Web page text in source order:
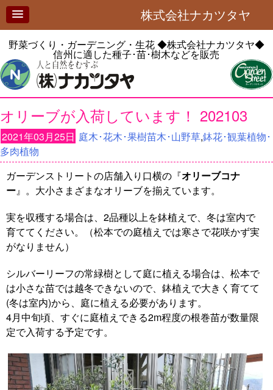
株式会社ナカツタヤ
野菜づくり・ガーデニング・生花◆株式会社ナカツタヤ◆
信州に適した種子･苗･樹木などを販売
オリーブが入荷しています！ 202103
2021年03月25日 庭木･花木･果樹苗木･山野草,鉢花･観葉植物･
多肉植物
ガーデンストリートの店舗入り口横の『オリーブコナ
ー』。大小さまざまなオリーブを揃えています。
実を収穫する場合は、2品種以上を鉢植えで、冬は室内で
育ててください。（松本での庭植えでは寒さで花咲かず実
がなりません）
シルバーリーフの常緑樹として庭に植える場合は、松本で
は小さな苗では越冬できないので、鉢植えで大きく育てて
(冬は室内)から、庭に植える必要があります。
4月中旬頃、すぐに庭植えできる2m程度の根巻苗が数量限
定で入荷する予定です。